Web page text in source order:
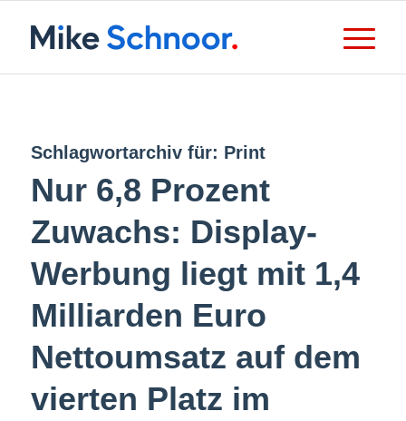
Schlagwortarchiv für: Print
Nur 6,8 Prozent
Zuwachs: Display-
Werbung liegt mit 1,4
Milliarden Euro
Nettoumsatz auf dem
vierten Platz im